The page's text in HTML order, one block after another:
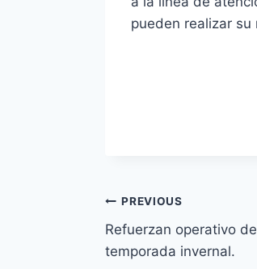
pueden realizar su
PREVIOUS
Refuerzan operativo
temporada invernal.